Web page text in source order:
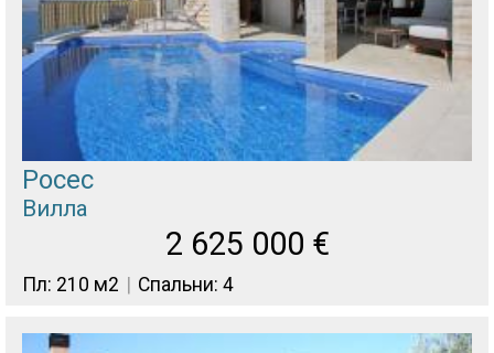
Росес
Вилла
2 625 000 €
Пл: 210 м2 Спальни: 4